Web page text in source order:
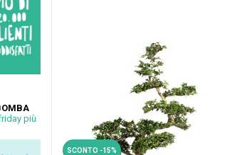
SCONTO -15%
più